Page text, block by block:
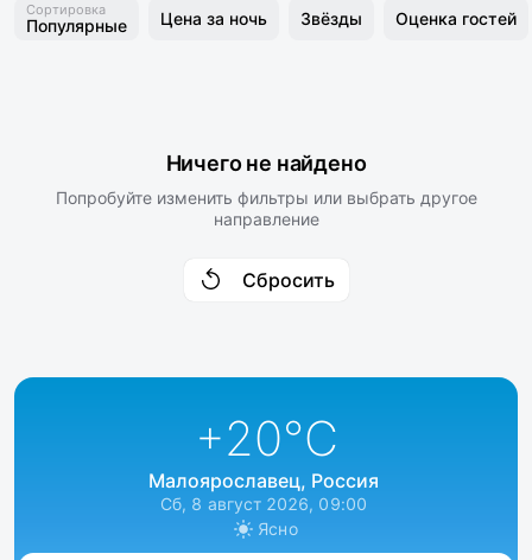
Сортировка
Популярные Цена за ночь Звёзды Оценка гостей
Ничего не найдено
Попробуйте изменить фильтры или выбрать другое
направление
Сбросить
+20°C
Малоярославец, Россия
Сб, 8 август 2026, 09:00
Ясно